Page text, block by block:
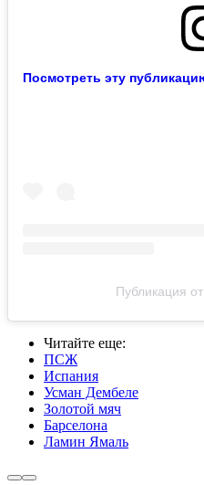
Посмотреть эту
Публикация
Читайте еще:
ПСЖ
Испания
Усман Дембеле
Золотой мяч
Барселона
Ламин Ямаль